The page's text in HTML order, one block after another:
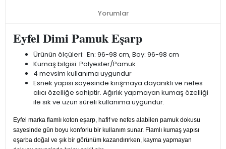
Yorumlar
Eyfel Dimi Pamuk Eşarp
Ürünün ölçüleri: En: 96-98 cm, Boy: 96-98 cm
Kumaş bilgisi: Polyester/Pamuk
4 mevsim kullanıma uygundur
Esnek yapısı sayesinde kırışmaya dayanıklı ve nefes
alıcı özelliğe sahiptir. Ağırlık yapmayan kumaş özelliği
ile sık ve uzun süreli kullanıma uygundur.
Eyfel marka flamlı koton eşarp, hafif ve nefes alabilen pamuk dokusu
sayesinde gün boyu konforlu bir kullanım sunar. Flamlı kumaş yapısı
eşarba doğal ve şık bir görünüm kazandırırken, kayma yapmayan